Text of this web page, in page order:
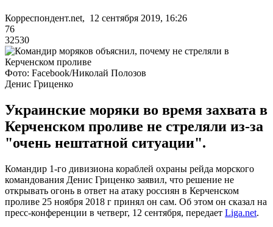
Корреспондент.net, 12 сентября 2019, 16:26
76
32530
Фото: Facebook/Николай Полозов
Денис Гриценко
Украинские моряки во время захвата в
Керченском проливе не стреляли из-за
"очень нештатной ситуации".
Командир 1-го дивизиона кораблей охраны рейда морского
командования Денис Гриценко заявил, что решение не
открывать огонь в ответ на атаку россиян в Керченском
проливе 25 ноября 2018 г принял он сам. Об этом он сказал на
пресс-конференции в четверг, 12 сентября, передает Liga.net.